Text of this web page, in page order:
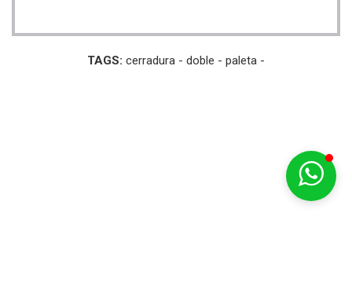
TAGS: cerradura - doble - paleta -